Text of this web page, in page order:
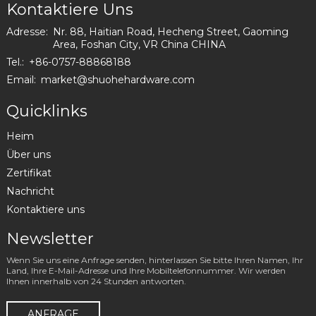
Kontaktiere Uns
Adresse: Nr. 88, Haitian Road, Hecheng Street, Gaoming
Area, Foshan City, VR China CHINA
Tel.: +86-0757-88868188
Email: market@shuohehardware.com
Quicklinks
Heim
Über uns
Zertifikat
Nachricht
Kontaktiere uns
Newsletter
Wenn Sie uns eine Anfrage senden, hinterlassen Sie bitte Ihren Namen, Ihr
Land, Ihre E-Mail-Adresse und Ihre Mobiltelefonnummer. Wir werden
Ihnen innerhalb von 24 Stunden antworten.